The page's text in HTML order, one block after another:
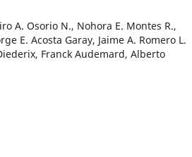
A. Osorio N., Nohora E. Montes R.,
E. Acosta Garay, Jaime A. Romero L.
Franck Audemard, Alberto